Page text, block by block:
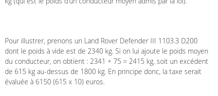
Pour illustrer, prenons un Land Rover Defender III 1103.3 D200
dont le poids à vide est de 2340 kg. Si on lui ajoute le poids moyen
du conducteur, on obtient : 2341 + 75 = 2415 kg, soit un excédent
de 615 kg au-dessus de 1800 kg. En principe donc, la taxe serait
évaluée à 6150 (615 x 10) euros.